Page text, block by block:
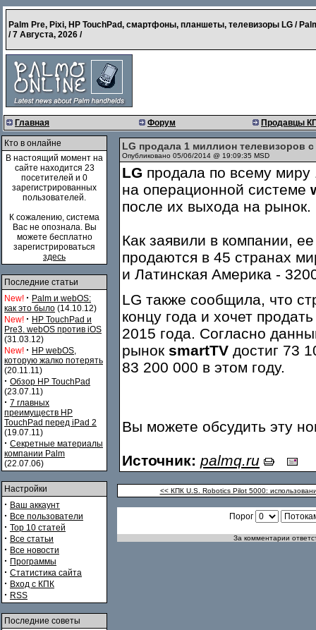
Palm Pre, Pixi, HP TouchPad, смартфоны, планшеты, телевизоры LG /
/7 Августа, 2026 /
Главная Форум Продавцы
Кто в онлайне
В настоящий момент на
сайте находится 23
посетителей и 0
зарегистрированных
пользователей.
К сожалению, система
Вас не опознала. Вы
можете бесплатно
зарегистрироваться
здесь
Последние статьи
New! · Palm и webOS:
как это было (14.10.12)
New! · HP TouchPad и
Pre3. webOS против iOS
(31.03.12)
New! · HP webOS,
которую жалко потерять
(20.11.11)
· Обзор HP TouchPad
(23.07.11)
· 7 главных
преимуществ HP
TouchPad перед iPad 2
(19.07.11)
· Секретные материалы
компании Palm
(22.07.06)
Настройки
· Ваш аккаунт
· Все пользователи
· Top 10 статей
· Все статьи
· Все новости
· Программы
· Статистика сайта
· Вход с КПК
· RSS
Последние советы
LG продала 1 миллион телевизоров
Опубликовано 05/06/2014 @ 19:09:35 MSD
LG продала по всему
на операционной системе
после их выхода на рынок.
Как заявили в компании,
продаются в 45 странах
и Латинская Америка -
LG также сообщила, что
концу года и хочет
2015 года. Согласно
рынок smartTV достиг 73
83 200 000 в этом году.
Вы можете обсудить эту
Источник: palmq.ru
<< КПК U.S. Robotics Pilot 5000:
Порог
За комментарии